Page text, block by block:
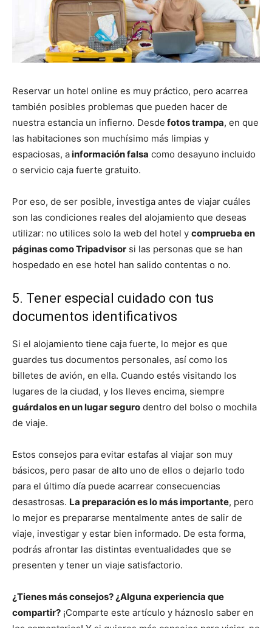
Reservar un hotel online es muy práctico, pero acarrea
también posibles problemas que pueden hacer de
nuestra estancia un infierno. Desde fotos trampa, en que
las habitaciones son muchísimo más limpias y
espaciosas, ainformación falsa como desayuno incluido
o servicio caja fuerte gratuito.
Por eso, de ser posible, investiga antes de viajar cuáles
son las condiciones reales del alojamiento que deseas
utilizar: no utilices solo la web del hotel y comprueba en
páginas como Tripadvisor si las personas que se han
hospedado en ese hotel han salido contentas o no.
5. Tener especial cuidado con tus
documentos identificativos
Si el alojamiento tiene caja fuerte, lo mejor es que
guardes tus documentos personales, así como los
billetes de avión, en ella. Cuando estés visitando los
lugares de la ciudad, y los lleves encima, siempre
guárdalos en un lugar seguro dentro del bolso o mochila
de viaje.
Estos consejos para evitar estafas al viajar son muy
básicos, pero pasar de alto uno de ellos o dejarlo todo
para el último día puede acarrear consecuencias
desastrosas. La preparación es lo más importante, pero
lo mejor es prepararse mentalmente antes de salir de
viaje, investigar y estar bien informado. De esta forma,
podrás afrontar las distintas eventualidades que se
presenten y tener un viaje satisfactorio.
¿Tienes más consejos? ¿Alguna experiencia que
compartir? ¡Comparte este artículo y háznoslo saber en